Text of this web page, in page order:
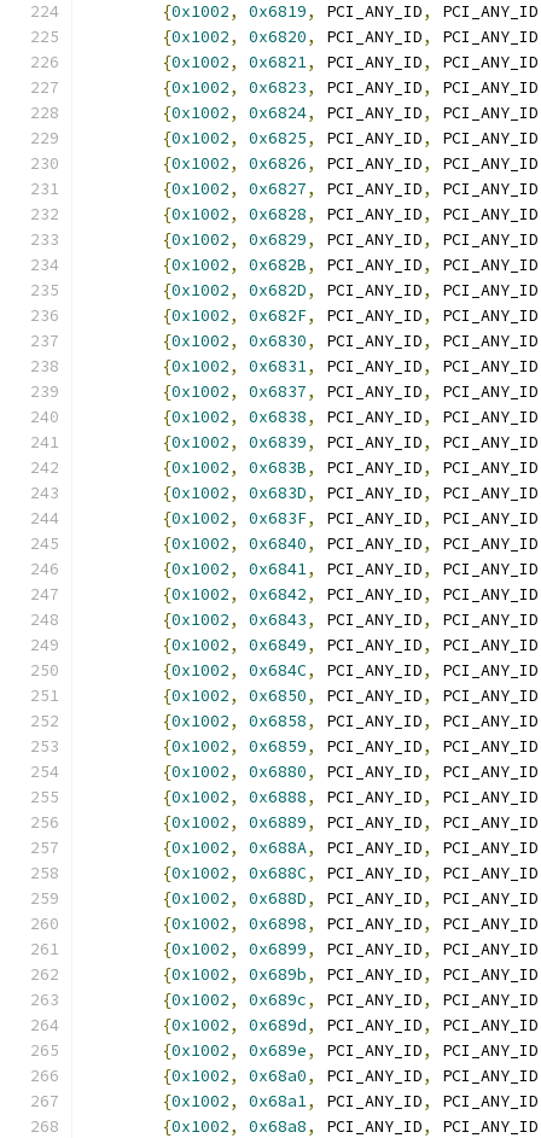
{0x1002, 0x6819, PCI_ANY_ID, PCI_ANY_ID
{0x1002, 0x6820, PCI_ANY_ID, PCI_ANY_ID
{0x1002, 0x6821, PCI_ANY_ID, PCI_ANY_ID
{0x1002, 0x6823, PCI_ANY_ID, PCI_ANY_ID
{0x1002, 0x6824, PCI_ANY_ID, PCI_ANY_ID
{0x1002, 0x6825, PCI_ANY_ID, PCI_ANY_ID
{0x1002, 0x6826, PCI_ANY_ID, PCI_ANY_ID
{0x1002, 0x6827, PCI_ANY_ID, PCI_ANY_ID
{0x1002, 0x6828, PCI_ANY_ID, PCI_ANY_ID
{0x1002, 0x6829, PCI_ANY_ID, PCI_ANY_ID
{0x1002, 0x682B, PCI_ANY_ID, PCI_ANY_ID
{0x1002, 0x682D, PCI_ANY_ID, PCI_ANY_ID
{0x1002, 0x682F, PCI_ANY_ID, PCI_ANY_ID
{0x1002, 0x6830, PCI_ANY_ID, PCI_ANY_ID
{0x1002, 0x6831, PCI_ANY_ID, PCI_ANY_ID
{0x1002, 0x6837, PCI_ANY_ID, PCI_ANY_ID
{0x1002, 0x6838, PCI_ANY_ID, PCI_ANY_ID
{0x1002, 0x6839, PCI_ANY_ID, PCI_ANY_ID
{0x1002, 0x683B, PCI_ANY_ID, PCI_ANY_ID
{0x1002, 0x683D, PCI_ANY_ID, PCI_ANY_ID
{0x1002, 0x683F, PCI_ANY_ID, PCI_ANY_ID
{0x1002, 0x6840, PCI_ANY_ID, PCI_ANY_ID
{0x1002, 0x6841, PCI_ANY_ID, PCI_ANY_ID
{0x1002, 0x6842, PCI_ANY_ID, PCI_ANY_ID
{0x1002, 0x6843, PCI_ANY_ID, PCI_ANY_ID
{0x1002, 0x6849, PCI_ANY_ID, PCI_ANY_ID
{0x1002, 0x684C, PCI_ANY_ID, PCI_ANY_ID
{0x1002, 0x6850, PCI_ANY_ID, PCI_ANY_ID
{0x1002, 0x6858, PCI_ANY_ID, PCI_ANY_ID
{0x1002, 0x6859, PCI_ANY_ID, PCI_ANY_ID
{0x1002, 0x6880, PCI_ANY_ID, PCI_ANY_ID
{0x1002, 0x6888, PCI_ANY_ID, PCI_ANY_ID
{0x1002, 0x6889, PCI_ANY_ID, PCI_ANY_ID
{0x1002, 0x688A, PCI_ANY_ID, PCI_ANY_ID
{0x1002, 0x688C, PCI_ANY_ID, PCI_ANY_ID
{0x1002, 0x688D, PCI_ANY_ID, PCI_ANY_ID
{0x1002, 0x6898, PCI_ANY_ID, PCI_ANY_ID
{0x1002, 0x6899, PCI_ANY_ID, PCI_ANY_ID
{0x1002, 0x689b, PCI_ANY_ID, PCI_ANY_ID
{0x1002, 0x689c, PCI_ANY_ID, PCI_ANY_ID
{0x1002, 0x689d, PCI_ANY_ID, PCI_ANY_ID
{0x1002, 0x689e, PCI_ANY_ID, PCI_ANY_ID
{0x1002, 0x68a0, PCI_ANY_ID, PCI_ANY_ID
{0x1002, 0x68a1, PCI_ANY_ID, PCI_ANY_ID
{0x1002, 0x68a8, PCI_ANY_ID, PCI_ANY_ID